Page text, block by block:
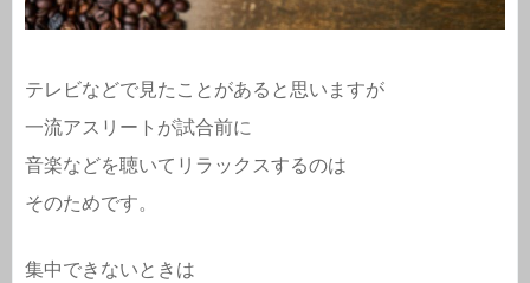
テレビなどで見たことがあると思いますが
一流アスリートが試合前に
音楽などを聴いてリラックスするのは
そのためです。
集中できないときは